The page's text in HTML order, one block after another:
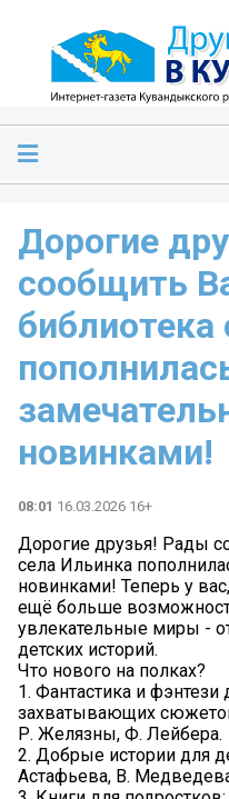
Дорогие
сообщить
новинками!
08:01 16.03.2026 16+
Дорогие друзья! Рады
села Ильинка
новинками! Теперь у
ещё больше
увлекательные миры -
детских историй.
Что нового на полках?
1. Фантастика и фэнтези
захватывающих
Р. Желязны, Ф. Лейбера.
2. Добрые истории для
Астафьева, В.